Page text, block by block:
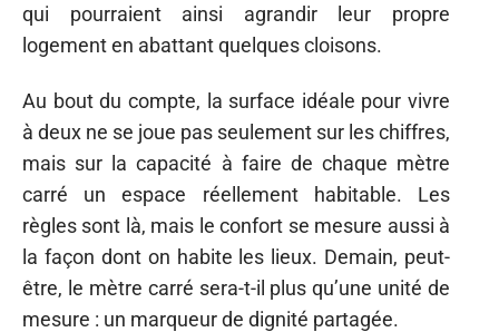
qui pourraient ainsi agrandir leur propre
logement en abattant quelques cloisons.
Au bout du compte, la surface idéale pour vivre
à deux ne se joue pas seulement sur les chiffres,
mais sur la capacité à faire de chaque mètre
carré un espace réellement habitable. Les
règles sont là, mais le confort se mesure aussi à
la façon dont on habite les lieux. Demain, peut-
être, le mètre carré sera-t-il plus qu’une unité de
mesure : un marqueur de dignité partagée.